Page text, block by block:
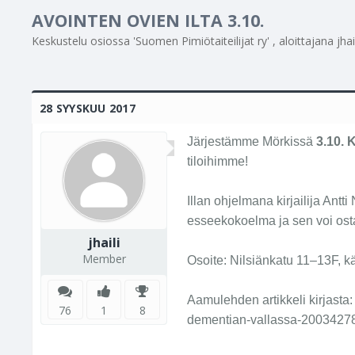
AVOINTEN OVIEN ILTA 3.10.
Keskustelu osiossa 'Suomen Pimiötaiteilijat ry' , aloittajana
28 SYYSKUU 2017
jhaili
Member
76 1 8
Järjestämme Mörkissä 3.10.
tiloihimme!
Illan ohjelmana kirjailija
esseekokoelma ja sen voi
Osoite: Nilsiänkatu 11–13F,
Aamulehden artikkeli
dementian-vallassa-